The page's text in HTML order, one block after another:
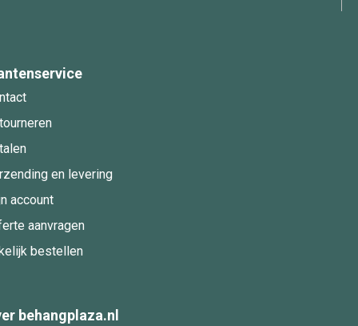
en levering
account
aanvragen
bestellen
behangplaza.nl